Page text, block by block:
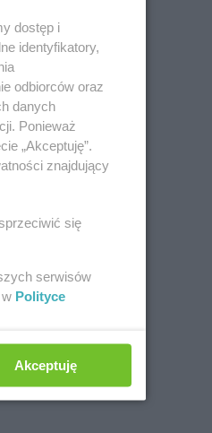
dostęp i
identyfikatory,
odbiorców oraz
danych
Ponieważ
„Akceptuję”.
znajdujący
się
serwisów
Polityce
Akceptuję